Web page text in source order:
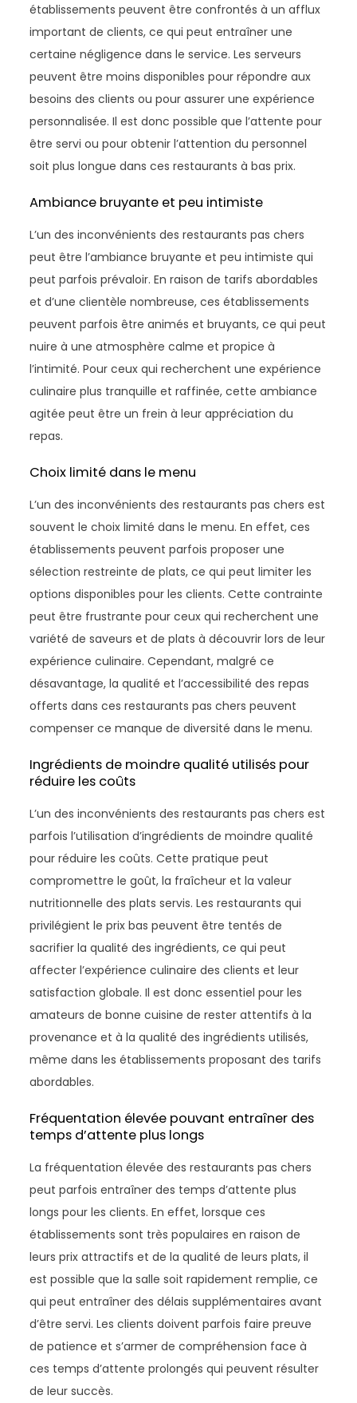
établissements peuvent être confrontés à un afflux
important de clients, ce qui peut entraîner une
certaine négligence dans le service. Les serveurs
peuvent être moins disponibles pour répondre aux
besoins des clients ou pour assurer une expérience
personnalisée. Il est donc possible que l’attente pour
être servi ou pour obtenir l’attention du personnel
soit plus longue dans ces restaurants à bas prix.
Ambiance bruyante et peu intimiste
L’un des inconvénients des restaurants pas chers
peut être l’ambiance bruyante et peu intimiste qui
peut parfois prévaloir. En raison de tarifs abordables
et d’une clientèle nombreuse, ces établissements
peuvent parfois être animés et bruyants, ce qui peut
nuire à une atmosphère calme et propice à
l’intimité. Pour ceux qui recherchent une expérience
culinaire plus tranquille et raffinée, cette ambiance
agitée peut être un frein à leur appréciation du
repas.
Choix limité dans le menu
L’un des inconvénients des restaurants pas chers est
souvent le choix limité dans le menu. En effet, ces
établissements peuvent parfois proposer une
sélection restreinte de plats, ce qui peut limiter les
options disponibles pour les clients. Cette contrainte
peut être frustrante pour ceux qui recherchent une
variété de saveurs et de plats à découvrir lors de leur
expérience culinaire. Cependant, malgré ce
désavantage, la qualité et l’accessibilité des repas
offerts dans ces restaurants pas chers peuvent
compenser ce manque de diversité dans le menu.
Ingrédients de moindre qualité utilisés pour
réduire les coûts
L’un des inconvénients des restaurants pas chers est
parfois l’utilisation d’ingrédients de moindre qualité
pour réduire les coûts. Cette pratique peut
compromettre le goût, la fraîcheur et la valeur
nutritionnelle des plats servis. Les restaurants qui
privilégient le prix bas peuvent être tentés de
sacrifier la qualité des ingrédients, ce qui peut
affecter l’expérience culinaire des clients et leur
satisfaction globale. Il est donc essentiel pour les
amateurs de bonne cuisine de rester attentifs à la
provenance et à la qualité des ingrédients utilisés,
même dans les établissements proposant des tarifs
abordables.
Fréquentation élevée pouvant entraîner des
temps d’attente plus longs
La fréquentation élevée des restaurants pas chers
peut parfois entraîner des temps d’attente plus
longs pour les clients. En effet, lorsque ces
établissements sont très populaires en raison de
leurs prix attractifs et de la qualité de leurs plats, il
est possible que la salle soit rapidement remplie, ce
qui peut entraîner des délais supplémentaires avant
d’être servi. Les clients doivent parfois faire preuve
de patience et s’armer de compréhension face à
ces temps d’attente prolongés qui peuvent résulter
de leur succès.